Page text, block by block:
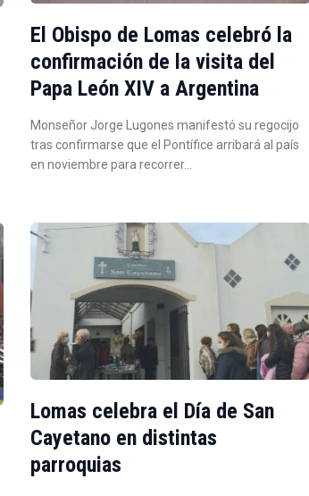
El Obispo de Lomas celebró la
confirmación de la visita del
Papa León XIV a Argentina
Monseñor Jorge Lugones manifestó su regocijo
tras confirmarse que el Pontífice arribará al país
en noviembre para recorrer…
Lomas celebra el Día de San
Cayetano en distintas
parroquias